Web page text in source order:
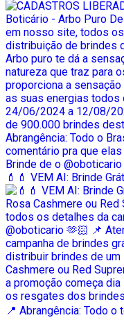
💄💄 VEM AI: Brinde